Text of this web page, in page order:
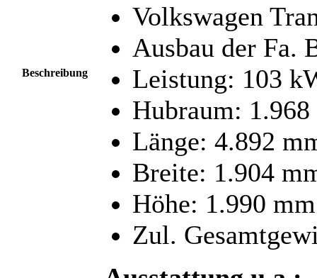
Beschreibung
Volkswagen
Ausbau der Fa.
Leistung: 103
Hubraum: 1.968
Länge: 4.892
Breite: 1.904
Höhe: 1.990 mm
Zul.